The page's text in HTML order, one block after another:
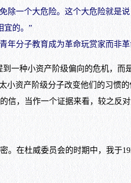
一个大危险。这个大危险就是
宜的。”
分子教育成为革命玩赏家而非革
种小资产阶级偏向的危机，而
小资产阶级分子改变他们的习惯
，当作一个证据来看，较之反
在杜威委员会的时期中，我于